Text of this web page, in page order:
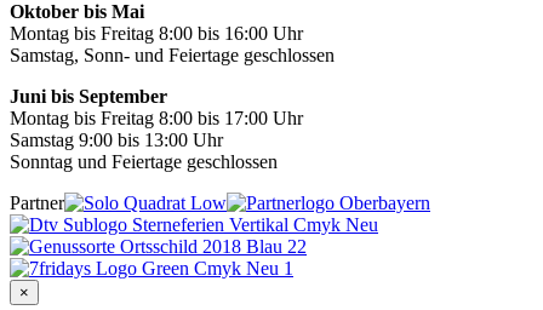
Oktober bis Mai
Montag bis Freitag 8:00 bis 16:00 Uhr
Samstag, Sonn- und Feiertage geschlossen
Juni bis September
Montag bis Freitag 8:00 bis 17:00 Uhr
Samstag 9:00 bis 13:00 Uhr
Sonntag und Feiertage geschlossen
Partner
×